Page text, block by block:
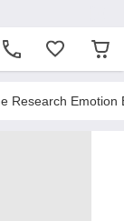
Research Emotion